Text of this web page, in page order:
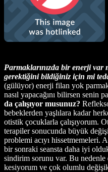
Parmaklarınızda bir enerji var
gerektiğini bildiğiniz için mi
(gülüyor) enerji filan yok
nasıl yapacağını bilirsen senin
da çalışıyor musunuz?
bebeklerden yaşlılara kadar
otistik çocuklarla çalışıyorum.
terapiler sonucunda büyük
problemi acıyı hissetmemeleri.
bir sonraki seansta daha iyi
sindirim sorunu var. Bu
kesiyorum ve çok olumlu